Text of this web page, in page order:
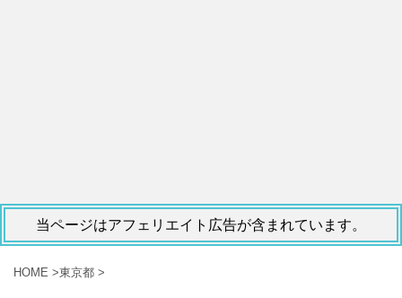
当ページはアフェリエイト広告が含まれています。
HOME >東京都 >